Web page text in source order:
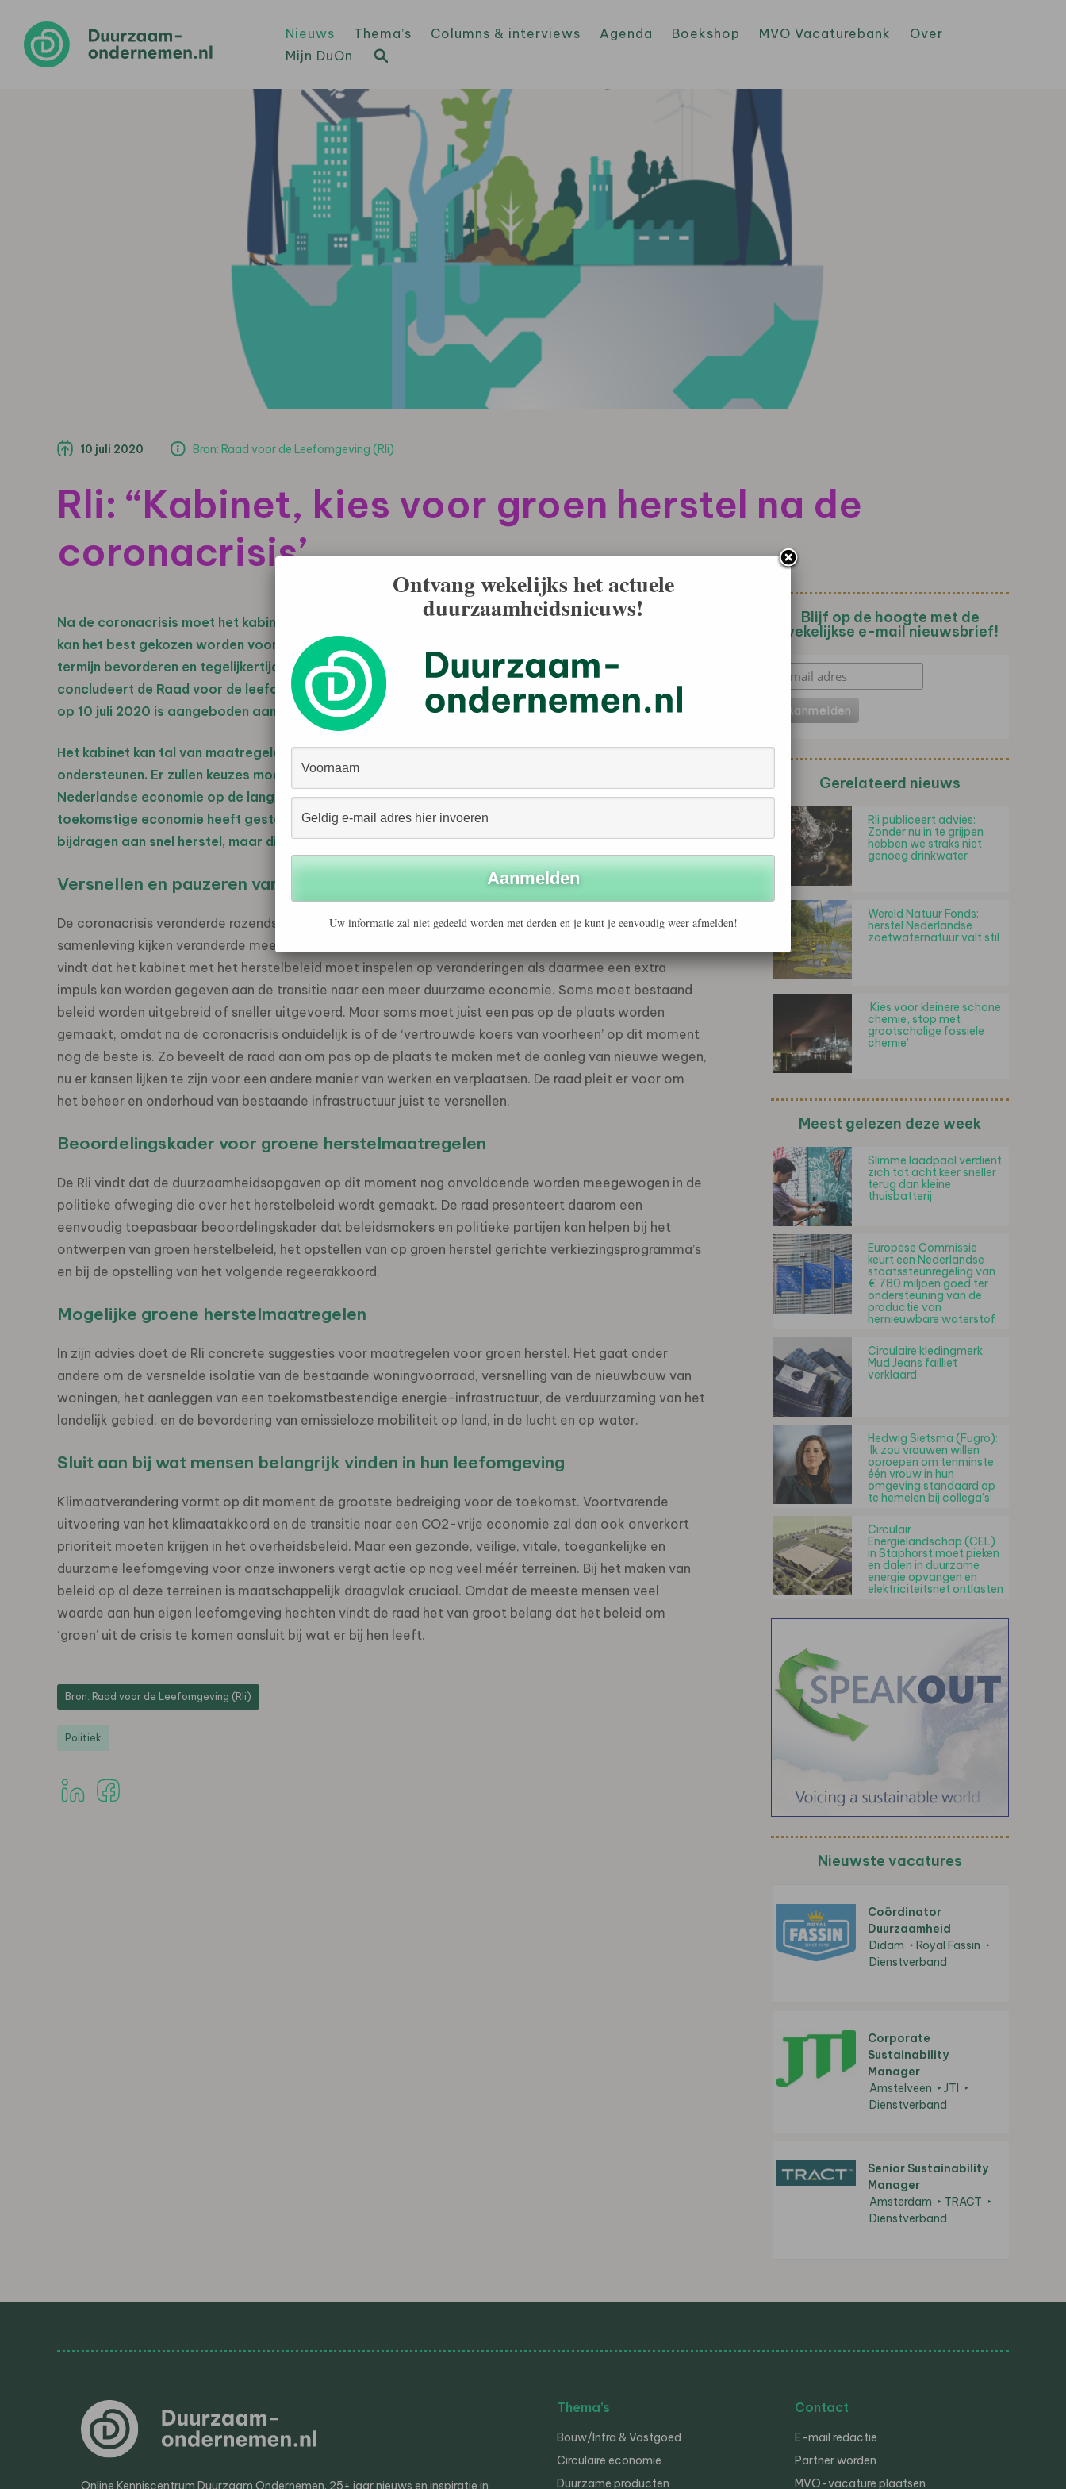
Nieuws Thema’s Columns & interviews Agenda Boekshop MVO Vacaturebank
Over
Mijn DuOn
10 juli 2020 Bron: Raad voor de Leefomgeving (Rli)
Rli: “Kabinet, kies voor groen herstel na de
coronacrisis’
Na de coronacrisis moet het kabinet het herstel van de economie op gang helpen brengen. Daarbij
kan het best gekozen worden voor herstelmaatregelen die economie en werkgelegenheid op de korte
termijn bevorderen en tegelijkertijd bijdragen aan een duurzame economie op de langere termijn. Dat
concludeert de Raad voor de leefomgeving en infrastructuur (Rli) in zijn advies ‘Groen uit de crisis’ dat
op 10 juli 2020 is aangeboden aan de ministers en staatsecretarissen van BZK, EZK, IenW en LNV.
Het kabinet kan tal van maatregelen nemen om het herstel van de economie in Nederland te
ondersteunen. Er zullen keuzes moeten worden gemaakt die ook gevolgen hebben voor de
Nederlandse economie op de lange termijn. De duurzaamheidsdoelen die het kabinet voor de
toekomstige economie heeft gesteld, kunnen helpen om herstelprogramma’s te kiezen die niet alleen
bijdragen aan snel herstel, maar die ook toekomstige generaties zullen helpen.
Versnellen en pauzeren van beleid
De coronacrisis veranderde razendsnel ons gedrag en onze gewoontes. De manier waarop we naar de
samenleving kijken veranderde mee. Of dit blijvende veranderingen zijn is nog onzeker, maar de raad
vindt dat het kabinet met het herstelbeleid moet inspelen op veranderingen als daarmee een extra
impuls kan worden gegeven aan de transitie naar een meer duurzame economie. Soms moet bestaand
beleid worden uitgebreid of sneller uitgevoerd. Maar soms moet juist een pas op de plaats worden
gemaakt, omdat na de coronacrisis onduidelijk is of de ‘vertrouwde koers van voorheen’ op dit moment
nog de beste is. Zo beveelt de raad aan om pas op de plaats te maken met de aanleg van nieuwe wegen,
nu er kansen lijken te zijn voor een andere manier van werken en verplaatsen. De raad pleit er voor om
het beheer en onderhoud van bestaande infrastructuur juist te versnellen.
Beoordelingskader voor groene herstelmaatregelen
De Rli vindt dat de duurzaamheidsopgaven op dit moment nog onvoldoende worden meegewogen in de
politieke afweging die over het herstelbeleid wordt gemaakt. De raad presenteert daarom een
eenvoudig toepasbaar beoordelingskader dat beleidsmakers en politieke partijen kan helpen bij het
ontwerpen van groen herstelbeleid, het opstellen van op groen herstel gerichte verkiezingsprogramma’s
en bij de opstelling van het volgende regeerakkoord.
Mogelijke groene herstelmaatregelen
In zijn advies doet de Rli concrete suggesties voor maatregelen voor groen herstel. Het gaat onder
andere om de versnelde isolatie van de bestaande woningvoorraad, versnelling van de nieuwbouw van
woningen, het aanleggen van een toekomstbestendige energie-infrastructuur, de verduurzaming van het
landelijk gebied, en de bevordering van emissieloze mobiliteit op land, in de lucht en op water.
Sluit aan bij wat mensen belangrijk vinden in hun leefomgeving
Klimaatverandering vormt op dit moment de grootste bedreiging voor de toekomst. Voortvarende
uitvoering van het klimaatakkoord en de transitie naar een CO2-vrije economie zal dan ook onverkort
prioriteit moeten krijgen in het overheidsbeleid. Maar een gezonde, veilige, vitale, toegankelijke en
duurzame leefomgeving voor onze inwoners vergt actie op nog veel méér terreinen. Bij het maken van
beleid op al deze terreinen is maatschappelijk draagvlak cruciaal. Omdat de meeste mensen veel
waarde aan hun eigen leefomgeving hechten vindt de raad het van groot belang dat het beleid om
‘groen’ uit de crisis te komen aansluit bij wat er bij hen leeft.
Bron: Raad voor de Leefomgeving (Rli)
Politiek
Blijf op de hoogte met de
wekelijkse e-mail nieuwsbrief!
Gerelateerd nieuws
Rli publiceert advies:
Zonder nu in te grijpen
hebben we straks niet
genoeg drinkwater
Wereld Natuur Fonds:
herstel Nederlandse
zoetwaternatuur valt stil
‘Kies voor kleinere schone
chemie, stop met
grootschalige fossiele
chemie’
Meest gelezen deze week
Slimme laadpaal verdient
zich tot acht keer sneller
terug dan kleine
thuisbatterij
Europese Commissie
keurt een Nederlandse
staatssteunregeling van
€ 780 miljoen goed ter
ondersteuning van de
productie van
hernieuwbare waterstof
Circulaire kledingmerk
Mud Jeans failliet
verklaard
Hedwig Sietsma (Fugro):
‘Ik zou vrouwen willen
oproepen om tenminste
één vrouw in hun
omgeving standaard op
te hemelen bij collega’s’
Circulair
Energielandschap (CEL)
in Staphorst moet pieken
en dalen in duurzame
energie opvangen en
elektriciteitsnet ontlasten
Nieuwste vacatures
Coördinator
Duurzaamheid
Didam
Royal Fassin
Dienstverband
Corporate
Sustainability
Manager
Amstelveen
JTI
Dienstverband
Senior Sustainability
Manager
Amsterdam
TRACT
Dienstverband
Online Kenniscentrum Duurzaam Ondernemen. 25+ jaar nieuws en inspiratie in
Thema’s
Bouw/Infra & Vastgoed
Circulaire economie
Duurzame producten
Contact
E-mail redactie
Partner worden
MVO-vacature plaatsen
Ontvang wekelijks het actuele
duurzaamheidsnieuws!
Uw informatie zal niet gedeeld worden met derden en je kunt je eenvoudig weer afmelden!